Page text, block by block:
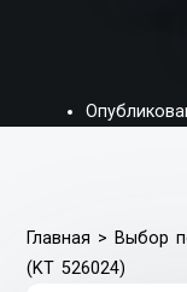
Главная > Выбор
(KT 526024)